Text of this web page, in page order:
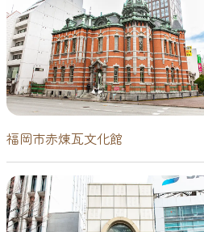
福岡市赤煉瓦文化館